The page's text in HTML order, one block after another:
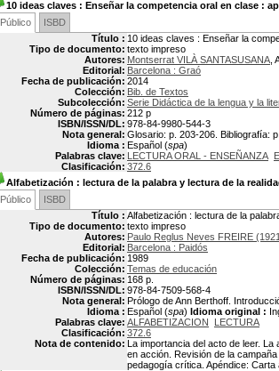
10 ideas claves : Enseñar la competencia oral en clase :
Público
ISBD
Título : 10 ideas claves : Enseñar la
Tipo de documento: texto impreso
Autores: Montserrat VILÀ SANTASUSANA ,
Editorial: Barcelona : Graó
Fecha de publicación: 2014
Colección: Bib. de Textos
Subcolección: Serie Didáctica de la lengua y la
Número de páginas: 212 p
ISBN/ISSN/DL: 978-84-9980-544-3
Nota general: Glosario: p. 203-206. Bibliografía:
Idioma : Español (spa)
Palabras clave: LECTURA ORAL - ENSEÑANZA
Clasificación: 372.6
Alfabetización : lectura de la palabra y lectura de la
Público
ISBD
Título : Alfabetización : lectura de la
Tipo de documento: texto impreso
Autores: Paulo Reglus Neves FREIRE
Editorial: Barcelona : Paidós
Fecha de publicación: 1989
Colección: Temas de educación
Número de páginas: 168 p.
ISBN/ISSN/DL: 978-84-7509-568-4
Nota general: Prólogo de Ann Berthoff.
Idioma : Español (spa) Idioma original :
Palabras clave: ALFABETIZACION
LECTURA
Clasificación: 372.6
Nota de contenido: La importancia del acto de leer.
en acción. Revisión de la
pedagogía crítica. Apéndice: